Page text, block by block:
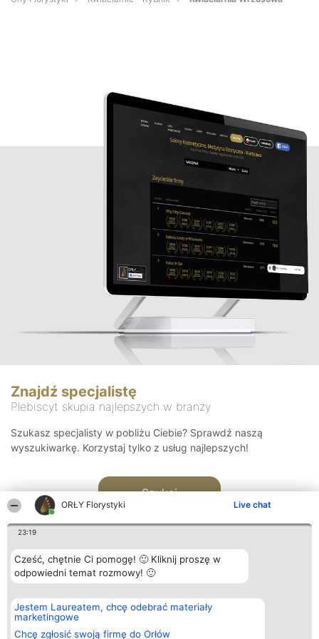
ORŁY Florystyki Live chat
23:19
Cześć, chętnie Ci pomogę! 🙂 Kliknij proszę w
odpowiedni temat rozmowy! 🙂
Jestem Laureatem, chcę odebrać materiały
marketingowe
Chcę zgłosić swoją firmę do Orłów
Znajdź specjalistę
Plebiscyt skupia najlepszych w branży
Szukasz specjalisty w pobliżu Ciebie? Sprawdź naszą
wyszukiwarkę. Korzystaj tylko z usług najlepszych!
Szukaj
Organizator plebiscytu
Bright Side Solutions sp. z o.
o. sp. k.
ul. Ruska 22
Plebiscyt
Laureaci
wszystkich
Kontakt
Kontakt